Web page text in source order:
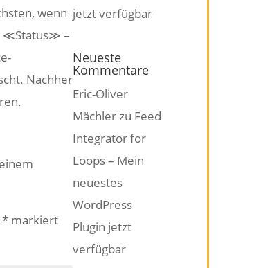
wenn
≪Status≫ –
Nachher
*markiert
jetzt verfügbar
Neueste
Kommentare
Eric-Oliver
Mächlerzu Feed
Integrator for
Loops – Mein
neuestes
WordPress
Plugin jetzt
verfügbar